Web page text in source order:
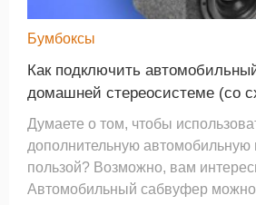
Бумбоксы
Как подключить
домашней стереосистеме (со
Думаете о том, чтобы
дополнительную автомобильную
пользой? Возможно, вам
Автомобильный сабвуфер можно